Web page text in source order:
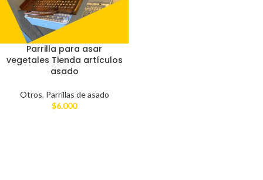
Parrilla para asar
vegetales Tienda artículos
asado
Otros, Parrillas de asado
$6.000